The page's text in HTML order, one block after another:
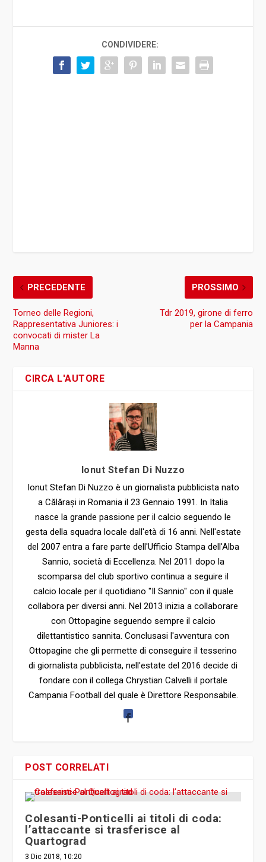
CONDIVIDERE:
PRECEDENTE
Torneo delle Regioni,
Rappresentativa Juniores: i
convocati di mister La
Manna
PROSSIMO
Tdr 2019, girone di ferro
per la Campania
CIRCA L'AUTORE
Ionut Stefan Di Nuzzo
Ionut Stefan Di Nuzzo è un giornalista pubblicista nato
a Călărași in Romania il 23 Gennaio 1991. In Italia
nasce la grande passione per il calcio seguendo le
gesta della squadra locale dall'età di 16 anni. Nell'estate
del 2007 entra a fare parte dell'Ufficio Stampa dell'Alba
Sannio, società di Eccellenza. Nel 2011 dopo la
scomparsa del club sportivo continua a seguire il
calcio locale per il quotidiano "Il Sannio" con il quale
collabora per diversi anni. Nel 2013 inizia a collaborare
con Ottopagine seguendo sempre il calcio
dilettantistico sannita. Conclusasi l'avventura con
Ottopagine che gli permette di conseguire il tesserino
di giornalista pubblicista, nell'estate del 2016 decide di
fondare con il collega Chrystian Calvelli il portale
Campania Football del quale è Direttore Responsabile.
POST CORRELATI
Colesanti-Ponticelli ai titoli di coda:
l’attaccante si trasferisce al
Quartograd
3 Dic 2018, 10:20